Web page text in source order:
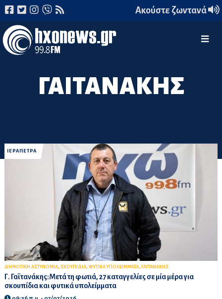
Ακούστε ζωντανά
ΓΑΙΤΑΝΑΚΗΣ
ΙΕΡΑΠΕΤΡΑ
ΔΗΜΟΤΙΚΗ ΑΣΤΥΝΟΜΙΑ, ΣΚΟΥΠΙΔΙΑ, ΦΥΤΙΚΑ ΥΠΟΛΕΙΜΜΑΤΑ, ΓΑΙΤΑΝΑΚΗΣ
Γ. Γαϊτανάκης:Μετά τη φωτιά, 27 καταγγελίες σε μία μέρα για
σκουπίδια και φυτικά υπολείμματα